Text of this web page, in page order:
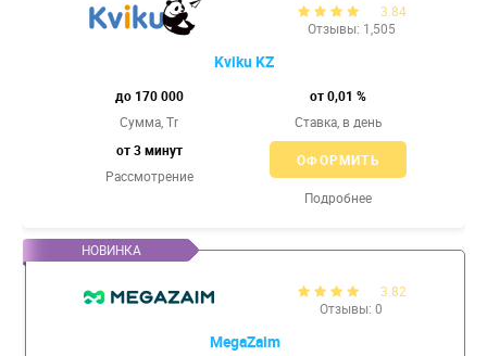
3.84
Отзывы: 1,505
Kviku KZ
до 170 000
Сумма, Tr
от 0,01 %
Ставка, в день
от 3 минут
Рассмотрение
ОФОРМИТЬ
Подробнее
3.82
Отзывы: 0
MegaZaim